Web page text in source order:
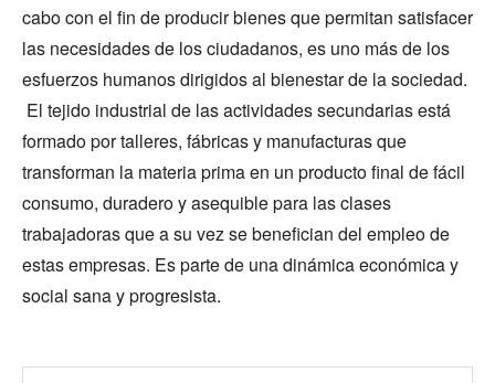
cabo con el fin de producir bienes que permitan satisfacer
las necesidades de los ciudadanos, es uno más de los
esfuerzos humanos dirigidos al bienestar de la sociedad.
El tejido industrial de las actividades secundarias está
formado por talleres, fábricas y manufacturas que
transforman la materia prima en un producto final de fácil
consumo, duradero y asequible para las clases
trabajadoras que a su vez se benefician del empleo de
estas empresas. Es parte de una dinámica económica y
social sana y progresista.